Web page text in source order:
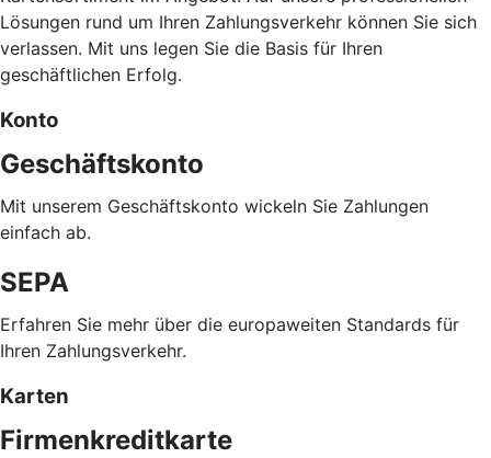
Lösungen rund um Ihren Zahlungsverkehr können Sie sich
verlassen. Mit uns legen Sie die Basis für Ihren
geschäftlichen Erfolg.
Konto
Geschäftskonto
Mit unserem Geschäftskonto wickeln Sie Zahlungen
einfach ab.
SEPA
Erfahren Sie mehr über die europaweiten Standards für
Ihren Zahlungsverkehr.
Karten
Firmenkreditkarte